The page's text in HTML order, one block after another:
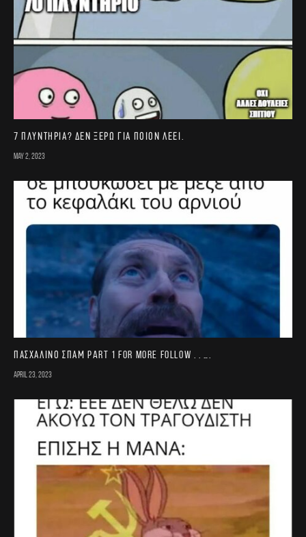
7 πλυντήρια? Δεν ξέρω για ποιον λέει.
May 2, 2023
Πασχαλινό σπαμ part 1 For more follow . . ….
April 23, 2023